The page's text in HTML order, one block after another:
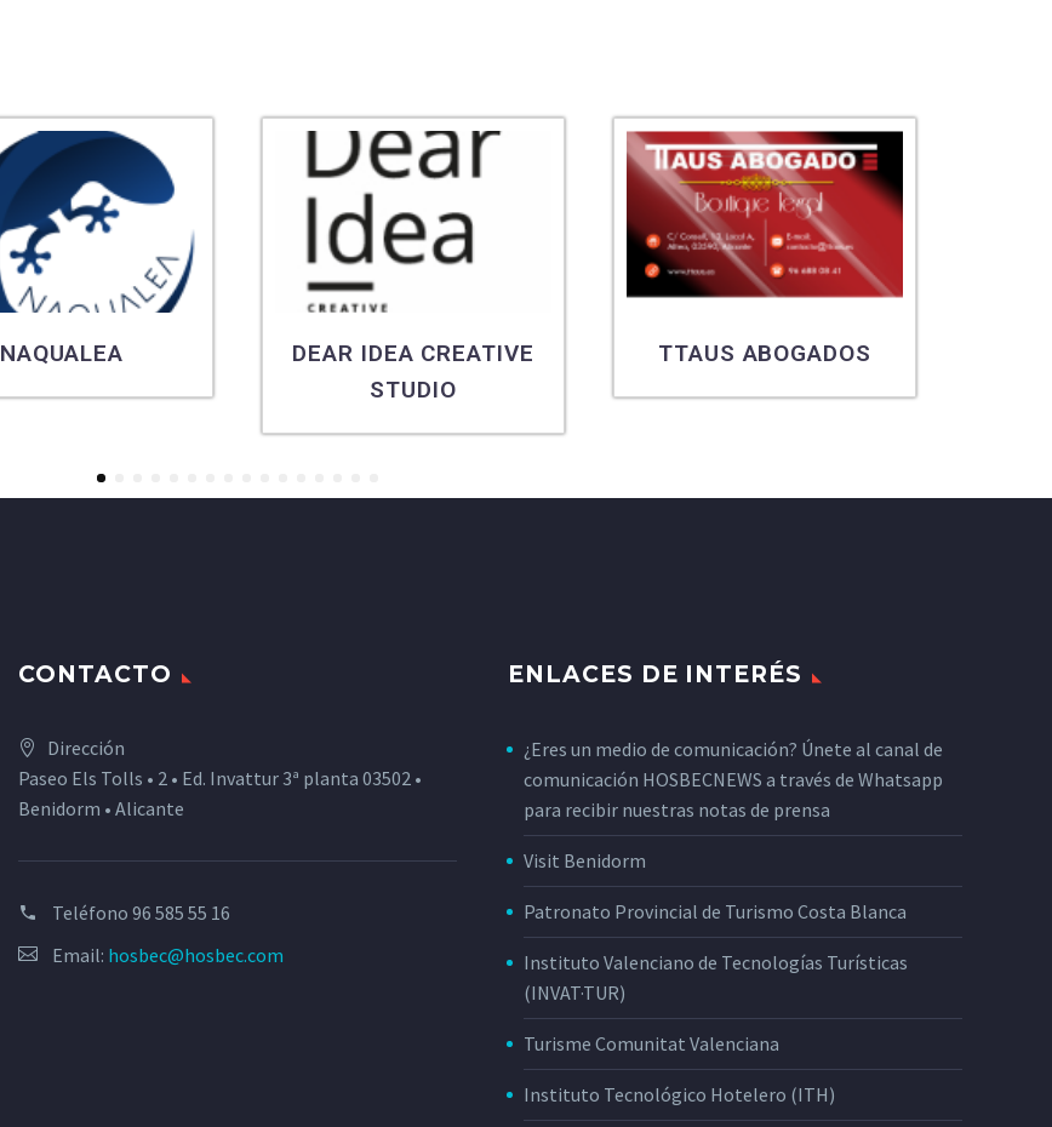
NAQUALEA
DEAR IDEA CREATIVE
STUDIO
TTAUS ABOGADOS
4
CONTACTO
Dirección
Paseo Els Tolls • 2 • Ed. Invattur 3ª planta 03502 •
Benidorm • Alicante
Teléfono 96 585 55 16
Email: hosbec@hosbec.com
ENLACES DE INTERÉS
¿Eres un medio de comunicación? Únete al canal de
comunicación HOSBECNEWS a través de Whatsapp
para recibir nuestras notas de prensa
Visit Benidorm
Patronato Provincial de Turismo Costa Blanca
Instituto Valenciano de Tecnologías Turísticas
(INVAT·TUR)
Turisme Comunitat Valenciana
Instituto Tecnológico Hotelero (ITH)